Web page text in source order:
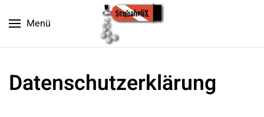
Zum Hauptinhalt springen
Menü
Datenschutz­erklärung